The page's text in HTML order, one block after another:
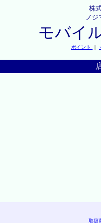
株
ノジ
モバイ
ポイント ｜
取扱